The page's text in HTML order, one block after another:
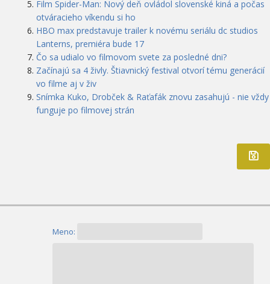
Film Spider-Man: Nový deň ovládol slovenské kiná a počas
otváracieho víkendu si ho
HBO max predstavuje trailer k novému seriálu dc studios
Lanterns, premiéra bude 17
Čo sa udialo vo filmovom svete za posledné dni?
Začínajú sa 4 živly. Štiavnický festival otvorí tému generácií
vo filme aj v živ
Snímka Kuko, Drobček & Raťafák znovu zasahujú - nie vždy
funguje po filmovej strán
Meno: